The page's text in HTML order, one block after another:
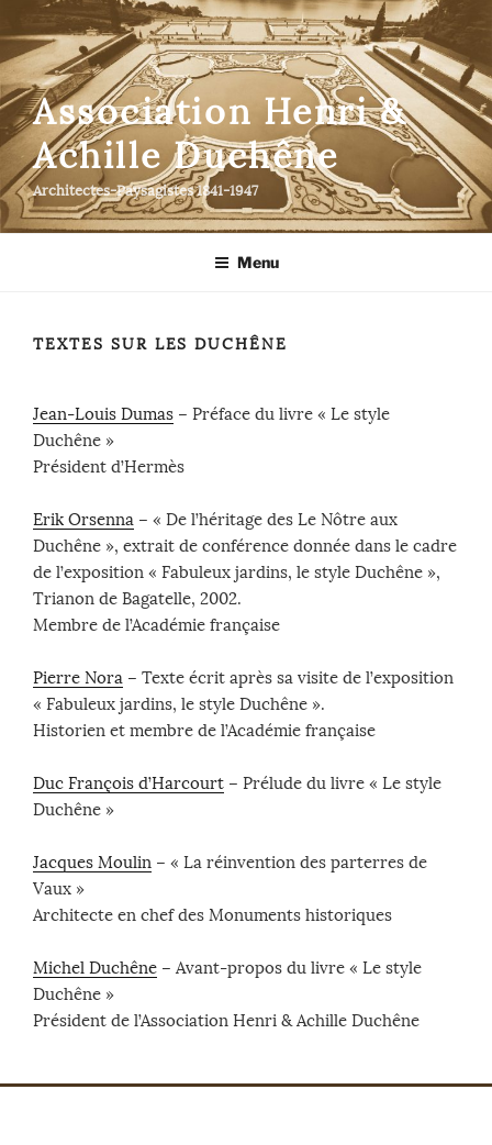
au
contenu
principalAssociation Henri &
Achille Duchêne
Architectes-Paysagistes 1841-1947
Menu
TEXTES SUR LES DUCHÊNE
Jean-Louis Dumas – Préface du livre « Le style
Duchêne »
Président d’Hermès
Erik Orsenna – « De l’héritage des Le Nôtre aux
Duchêne », extrait de conférence donnée dans le cadre
de l’exposition « Fabuleux jardins, le style Duchêne »,
Trianon de Bagatelle, 2002.
Membre de l’Académie française
Pierre Nora – Texte écrit après sa visite de l’exposition
« Fabuleux jardins, le style Duchêne ».
Historien et membre de l’Académie française
Duc François d’Harcourt – Prélude du livre « Le style
Duchêne »
Jacques Moulin – « La réinvention des parterres de
Vaux »
Architecte en chef des Monuments historiques
Michel Duchêne – Avant-propos du livre « Le style
Duchêne »
Président de l’Association Henri & Achille Duchêne